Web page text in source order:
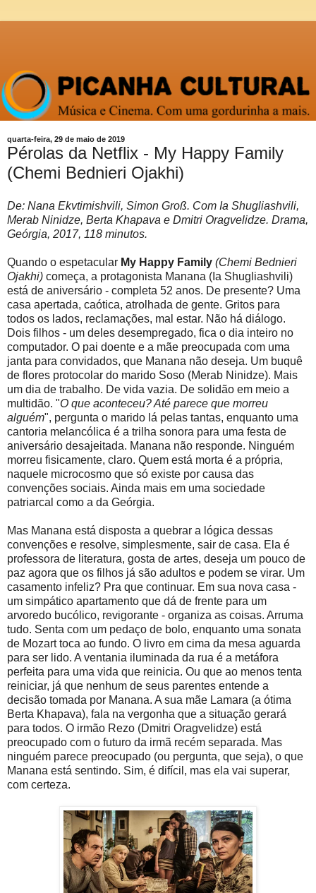
quarta-feira, 29 de maio de 2019
Pérolas da Netflix - My Happy Family
(Chemi Bednieri Ojakhi)
De: Nana Ekvtimishvili, Simon Groß. Com Ia Shugliashvili,
Merab Ninidze, Berta Khapava e Dmitri Oragvelidze. Drama,
Geórgia, 2017, 118 minutos.
Quando o espetacular My Happy Family (Chemi Bednieri
Ojakhi) começa, a protagonista Manana (Ia Shugliashvili)
está de aniversário - completa 52 anos. De presente? Uma
casa apertada, caótica, atrolhada de gente. Gritos para
todos os lados, reclamações, mal estar. Não há diálogo.
Dois filhos - um deles desempregado, fica o dia inteiro no
computador. O pai doente e a mãe preocupada com uma
janta para convidados, que Manana não deseja. Um buquê
de flores protocolar do marido Soso (Merab Ninidze). Mais
um dia de trabalho. De vida vazia. De solidão em meio a
multidão. "O que aconteceu? Até parece que morreu
alguém", pergunta o marido lá pelas tantas, enquanto uma
cantoria melancólica é a trilha sonora para uma festa de
aniversário desajeitada. Manana não responde. Ninguém
morreu fisicamente, claro. Quem está morta é a própria,
naquele microcosmo que só existe por causa das
convenções sociais. Ainda mais em uma sociedade
patriarcal como a da Geórgia.
Mas Manana está disposta a quebrar a lógica dessas
convenções e resolve, simplesmente, sair de casa. Ela é
professora de literatura, gosta de artes, deseja um pouco de
paz agora que os filhos já são adultos e podem se virar. Um
casamento infeliz? Pra que continuar. Em sua nova casa -
um simpático apartamento que dá de frente para um
arvoredo bucólico, revigorante - organiza as coisas. Arruma
tudo. Senta com um pedaço de bolo, enquanto uma sonata
de Mozart toca ao fundo. O livro em cima da mesa aguarda
para ser lido. A ventania iluminada da rua é a metáfora
perfeita para uma vida que reinicia. Ou que ao menos tenta
reiniciar, já que nenhum de seus parentes entende a
decisão tomada por Manana. A sua mãe Lamara (a ótima
Berta Khapava), fala na vergonha que a situação gerará
para todos. O irmão Rezo (Dmitri Oragvelidze) está
preocupado com o futuro da irmã recém separada. Mas
ninguém parece preocupado (ou pergunta, que seja), o que
Manana está sentindo. Sim, é difícil, mas ela vai superar,
com certeza.